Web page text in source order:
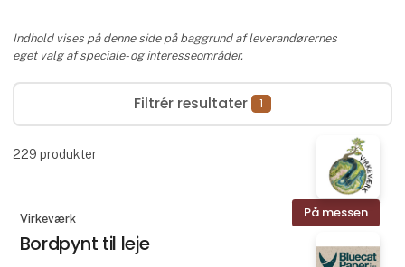
Indhold vises på denne side på baggrund af leverandørernes
eget valg af speciale- og interesseområder.
Filtrér resultater 1
229 produkter
På messen
Virkeværk
Bordpynt til leje